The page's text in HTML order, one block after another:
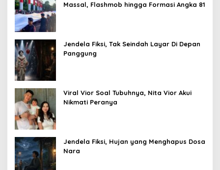
Massal, Flashmob hingga Formasi Angka 81
Jendela Fiksi, Tak Seindah Layar Di Depan
Panggung
Viral Vior Soal Tubuhnya, Nita Vior Akui
Nikmati Peranya
Jendela Fiksi, Hujan yang Menghapus Dosa
Nara